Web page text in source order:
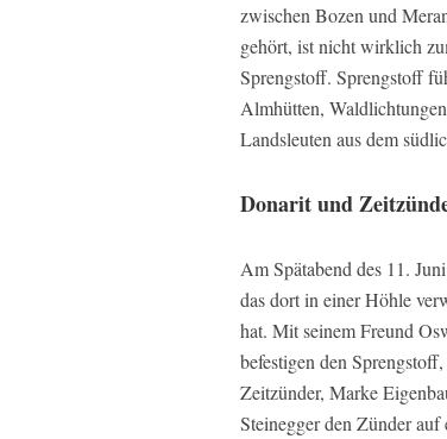
zwischen Bozen und
gehört, ist nicht wirklich
Sprengstoff. Sprengstoff
Almhütten,
Landsleuten aus dem
Donarit und
Am Spätabend des 11.
das dort in einer Höhle
hat. Mit seinem Freund
befestigen den
Zeitzünder, Marke
Steinegger den Zünder